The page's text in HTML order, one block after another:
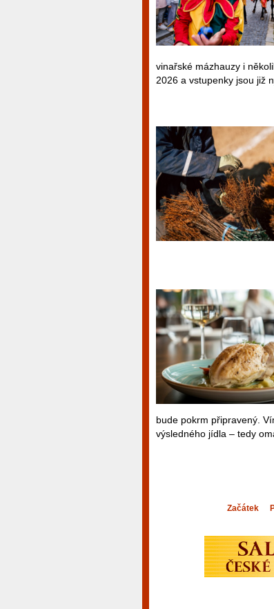
vinařské mázhauzy i
2026 a vstupenky jsou již
bude pokrm připravený.
výsledného jídla – tedy
Začátek